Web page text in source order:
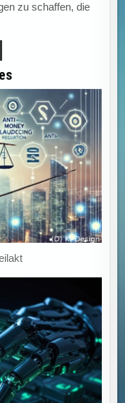
zu schaffen, die